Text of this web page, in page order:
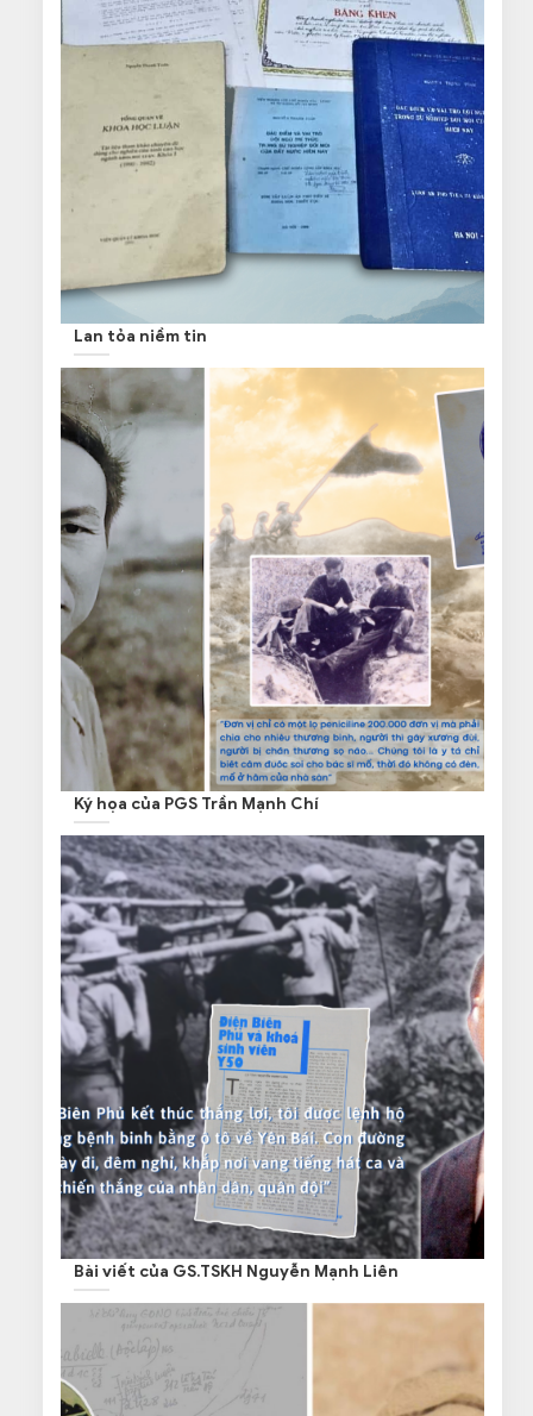
Lan tỏa niềm tin
Ký họa của PGS Trần Mạnh Chí
Bài viết của GS.TSKH Nguyễn Mạnh Liên